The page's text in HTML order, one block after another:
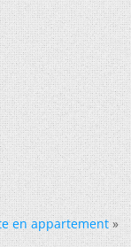
en appartement »